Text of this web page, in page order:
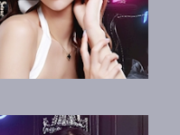
水沢 すみれ